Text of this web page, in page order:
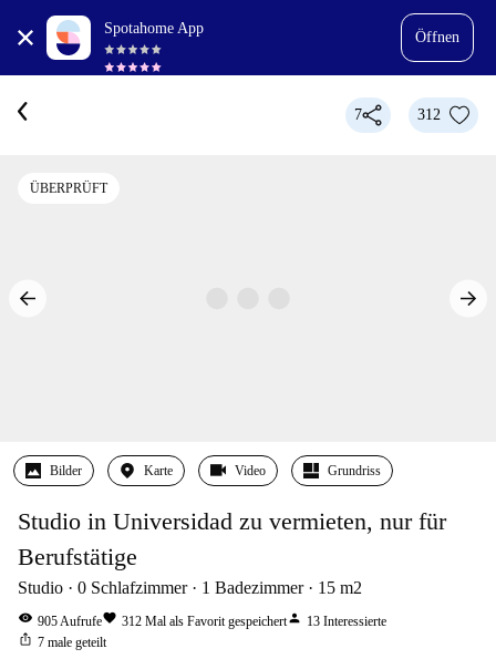
Spotahome App
Öffnen
7 312
ÜBERPRÜFT
Bilder Karte Video Grundriss
Studio in Universidad zu vermieten, nur für
Berufstätige
Studio 0 Schlafzimmer 1 Badezimmer 15 m2
visibility 905Aufrufefavorite 312 Mal als Favorit gespeichertperson 13 Interessierte
ios_share 7 male geteilt